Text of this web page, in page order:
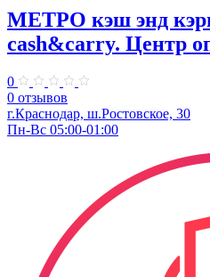
МЕТРО кэш энд
cash&carry. Центр
0
0 отзывов
г.Краснодар, ш.Ростовское, 30
Пн-Вс 05:00-01:00